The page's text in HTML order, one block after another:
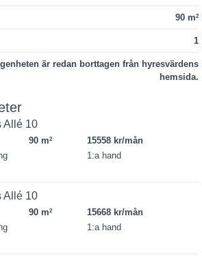
90 m2
1
är redan borttagen från hyresvärdens
hemsida.
Allé 10
90 m2
15558 kr/mån
1:a hand
Allé 10
90 m2
15668 kr/mån
1:a hand